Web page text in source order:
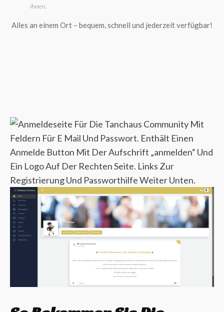
ihnen.
Alles an einem Ort – bequem, schnell und jederzeit verfügbar!